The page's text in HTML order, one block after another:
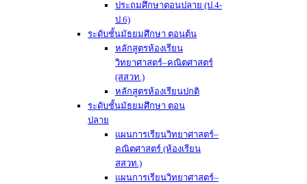
ประถมศึกษาตอนปลาย (ป.4-
ป.6)
ระดับชั้นมัธยมศึกษา ตอนต้น
หลักสูตรห้องเรียน
วิทยาศาสตร์–คณิตศาสตร์
(สสวท.)
หลักสูตรห้องเรียนปกติ
ระดับชั้นมัธยมศึกษา ตอน
ปลาย
แผนการเรียนวิทยาศาสตร์–
คณิตศาสตร์ (ห้องเรียน
สสวท.)
แผนการเรียนวิทยาศาสตร์–